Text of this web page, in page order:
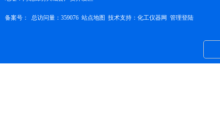
备案号： 总访问量：359076 站点地图 技术支持： 化工仪器网 管理登陆